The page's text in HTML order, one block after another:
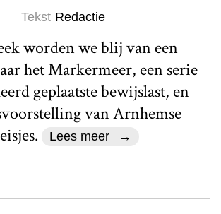
Tekst Redactie
worden we blij van een
het Markermeer, een serie
geplaatste bewijslast, en
van Arnhemse
Lees meer